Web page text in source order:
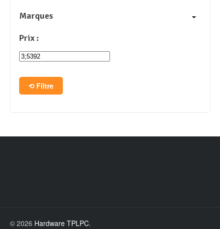
Marques
Prix :
Filtre
© 2026 Hardware TPLPC.